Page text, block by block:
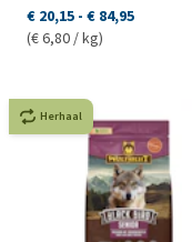
€ 20,15 - € 84,95
(€ 6,80 / kg)
Herhaal